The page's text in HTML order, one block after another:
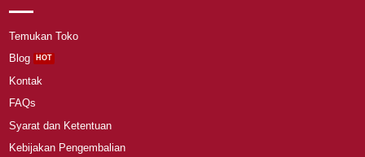
Temukan Toko
Blog
Kontak
FAQs
Syarat dan Ketentuan
Kebijakan Pengembalian